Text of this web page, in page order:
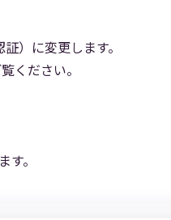
）に変更します。
ください。
。